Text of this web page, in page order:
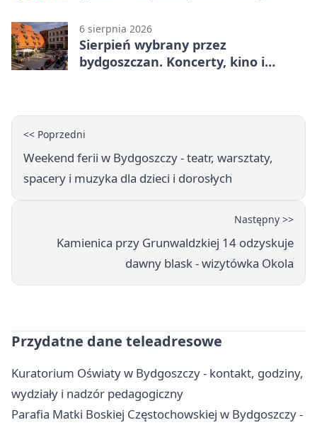
6 sierpnia 2026
Sierpień wybrany przez
bydgoszczan. Koncerty, kino i
<< Poprzedni
Weekend ferii w Bydgoszczy - teatr, warsztaty,
spacery i muzyka dla dzieci i dorosłych
Następny >>
Kamienica przy Grunwaldzkiej 14 odzyskuje
dawny blask - wizytówka Okola
Przydatne dane teleadresowe
Kuratorium Oświaty w Bydgoszczy - kontakt, godziny,
wydziały i nadzór pedagogiczny
Parafia Matki Boskiej Częstochowskiej w Bydgoszczy -